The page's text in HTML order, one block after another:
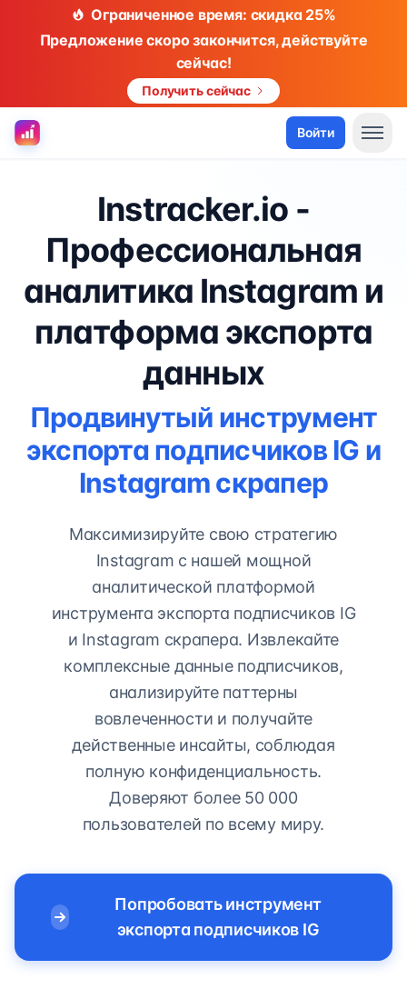
Ограниченное время: скидка 25%
Предложение скоро закончится, действуйте
сейчас!
Получить сейчас
Войти
Instracker.io -
Профессиональная
аналитика Instagram и
платформа экспорта
данных
Продвинутый инструмент
экспорта подписчиков IG и
Instagram скрапер
Максимизируйте свою стратегию
Instagram с нашей мощной
аналитической платформой
инструмента экспорта подписчиков IG
и Instagram скрапера. Извлекайте
комплексные данные подписчиков,
анализируйте паттерны
вовлеченности и получайте
действенные инсайты, соблюдая
полную конфиденциальность.
Доверяют более 50 000
пользователей по всему миру.
Попробовать инструмент
экспорта подписчиков IG